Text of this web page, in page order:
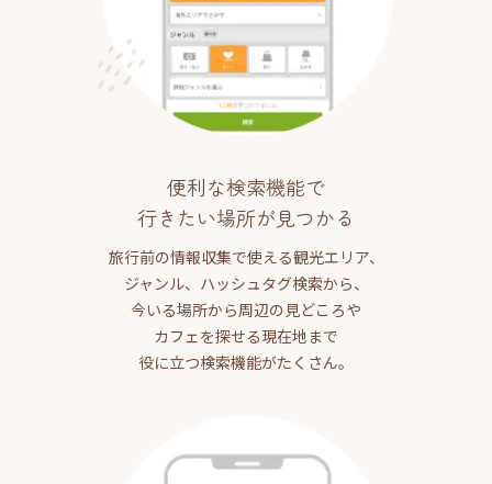
便利な検索機能で
行きたい場所が見つかる
旅行前の情報収集で使える観光エリア、
ジャンル、ハッシュタグ検索から、
今いる場所から周辺の見どころや
カフェを探せる現在地まで
役に立つ検索機能がたくさん。